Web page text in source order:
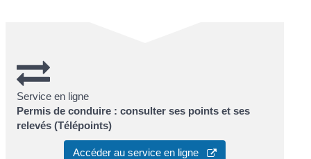
Service en ligne
Permis de conduire : consulter ses points et ses
relevés (Télépoints)
Accéder au service en ligne